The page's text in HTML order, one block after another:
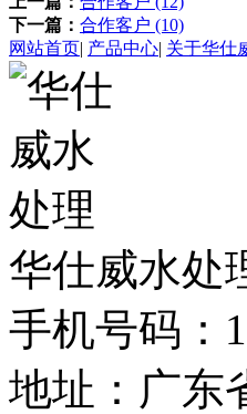
下一篇： 合作客户 (10)
网站首页| 产品中心| 关于华仕
华仕威水
手机号码：
地址：广东